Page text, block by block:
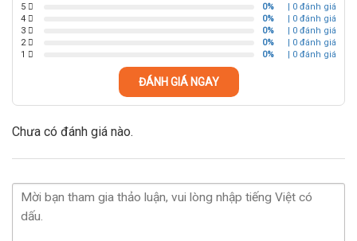
5 0%
| 0 đánh giá
4
0%
| 0 đánh giá
3
0%
| 0 đánh giá
2
0%
| 0 đánh giá
1
0% | 0 đánh giá
ĐÁNH GIÁ NGAY
Chưa có đánh giá nào.